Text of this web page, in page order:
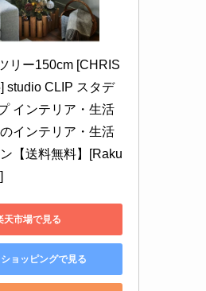
リー150cm [CHRIS
studio CLIP スタデ
インテリア・生活
インテリア・生活
【送料無料】[Raku
天市場で見る
ョッピングで見る